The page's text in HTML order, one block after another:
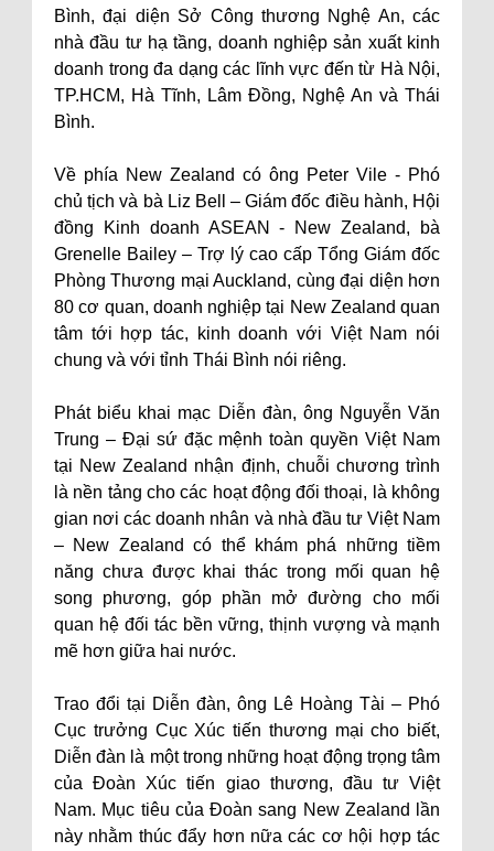
Bình, đại diện Sở Công thương Nghệ An, các
nhà đầu tư hạ tầng, doanh nghiệp sản xuất kinh
doanh trong đa dạng các lĩnh vực đến từ Hà Nội,
TP.HCM, Hà Tĩnh, Lâm Đồng, Nghệ An và Thái
Bình.
Về phía New Zealand có ông Peter Vile - Phó
chủ tịch và bà Liz Bell – Giám đốc điều hành, Hội
đồng Kinh doanh ASEAN - New Zealand, bà
Grenelle Bailey – Trợ lý cao cấp Tổng Giám đốc
Phòng Thương mại Auckland, cùng đại diện hơn
80 cơ quan, doanh nghiệp tại New Zealand quan
tâm tới hợp tác, kinh doanh với Việt Nam nói
chung và với tỉnh Thái Bình nói riêng.
Phát biểu khai mạc Diễn đàn, ông Nguyễn Văn
Trung – Đại sứ đặc mệnh toàn quyền Việt Nam
tại New Zealand nhận định, chuỗi chương trình
là nền tảng cho các hoạt động đối thoại, là không
gian nơi các doanh nhân và nhà đầu tư Việt Nam
– New Zealand có thể khám phá những tiềm
năng chưa được khai thác trong mối quan hệ
song phương, góp phần mở đường cho mối
quan hệ đối tác bền vững, thịnh vượng và mạnh
mẽ hơn giữa hai nước.
Trao đổi tại Diễn đàn, ông Lê Hoàng Tài – Phó
Cục trưởng Cục Xúc tiến thương mại cho biết,
Diễn đàn là một trong những hoạt động trọng tâm
của Đoàn Xúc tiến giao thương, đầu tư Việt
Nam. Mục tiêu của Đoàn sang New Zealand lần
này nhằm thúc đẩy hơn nữa các cơ hội hợp tác